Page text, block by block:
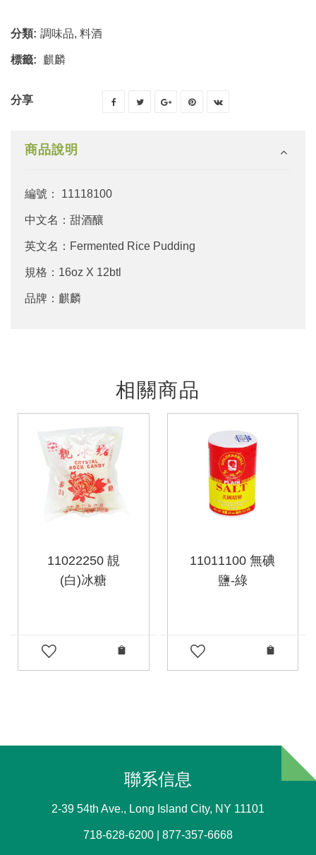
分類: 調味品, 料酒
標籤: 麒麟
分享
商品說明
編號： 11118100
中文名：甜酒釀
英文名：Fermented Rice Pudding
規格：16oz X 12btl
品牌：麒麟
相關商品
11022250 靚
(白)冰糖
11011100 無碘
鹽-綠
聯系信息
2-39 54th Ave., Long Island City, NY 11101
718-628-6200 | 877-357-6668